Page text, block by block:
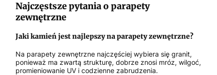
Najczęstsze pytania o parapety
zewnętrzne
Jaki kamień jest najlepszy na parapety zewnętrzne?
Na parapety zewnętrzne najczęściej wybiera się granit,
ponieważ ma zwartą strukturę, dobrze znosi mróz, wilgoć,
promieniowanie UV i codzienne zabrudzenia.